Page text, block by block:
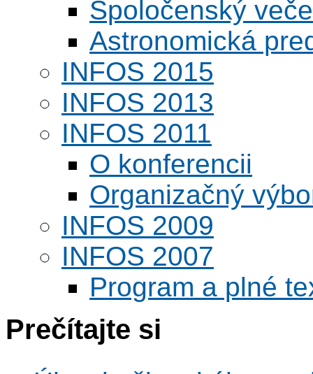
Spoločenský
Astronomická
INFOS 2015
INFOS 2013
INFOS 2011
O konferencii
Organizačný
INFOS 2009
INFOS 2007
Program a plné
Prečítajte si